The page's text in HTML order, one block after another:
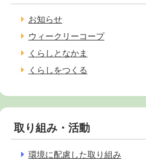
お知らせ
ウィークリーコープ
くらしとなかま
くらしをつくる
取り組み・活動
環境に配慮した取り組み